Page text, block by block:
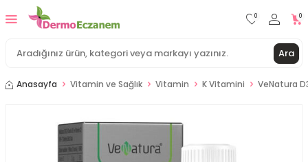
Ara
0 0
Anasayfa Vitamin ve Sağlık Vitamin K Vitamini VeNatura